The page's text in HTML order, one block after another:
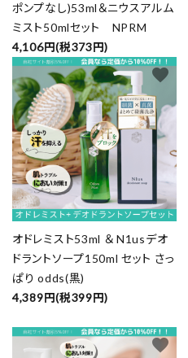
ポンプなし)53ml＆ニウスアルム
ミスト50mlセット NPRM
4,106円(税373円)
オドレミスト53ml ＆ N1usデオ
ドラントソープ150ml セット さっ
ぱり odds(黒)
4,389円(税399円)
favorite
favorite